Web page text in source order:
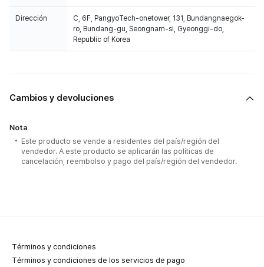
Dirección
C, 6F, PangyoTech-onetower, 131, Bundangnaegok-
ro, Bundang-gu, Seongnam-si, Gyeonggi-do,
Republic of Korea
Cambios y devoluciones
Nota
Este producto se vende a residentes del país/región del
vendedor. A este producto se aplicarán las políticas de
cancelación, reembolso y pago del país/región del vendedor.
Términos y condiciones
Términos y condiciones de los servicios de pago